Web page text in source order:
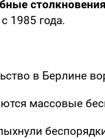
1985 года.
в Берлине
массовые